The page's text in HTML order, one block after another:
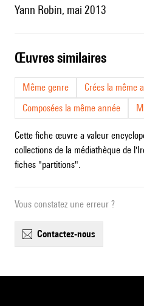
Yann Robin, mai 2013
œuvres similaires
Même genre
Crées la même
Composées la même année
Cette fiche œuvre a valeur
collections de la médiathèque de
fiches "partitions".
Vous constatez une erreur ?
contactez-nous